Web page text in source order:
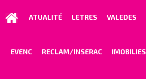
ATUALITÉ LETRES VALEDES
EVENC RECLAM/INSERAC IMOBILIES